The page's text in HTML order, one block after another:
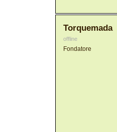
Torquemada
offline
Fondatore